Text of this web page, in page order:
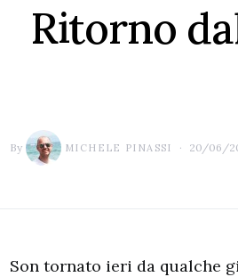
Ritorno
By MICHELE PINASSI 20/06/
Son tornato ieri da qualche